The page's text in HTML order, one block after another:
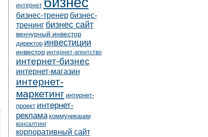
интернет
бизнес-тренер бизнес-
тренинг бизнес сайт
венчурный инвестор
директор инвестиции
инвестор интернет-агентство
интернет-бизнес
интернет-магазин
интернет-
маркетинг интернет-
проект интернет-
реклама коммуникации
консалтинг
корпоративный сайт